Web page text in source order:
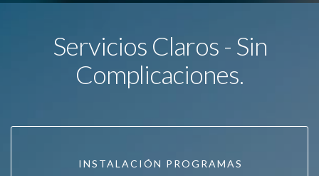
Servicios Claros - Sin
Complicaciones.
INSTALACIÓN PROGRAMAS